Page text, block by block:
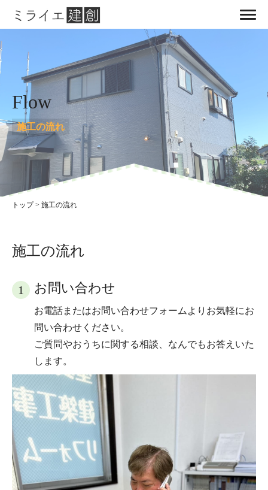
Flow
施工の流れ
トップ> 施工の流れ
施工の流れ
1 お問い合わせ
お電話またはお問い合わせフォームよりお気軽にお
問い合わせください。
ご質問やおうちに関する相談、なんでもお答えいた
します。